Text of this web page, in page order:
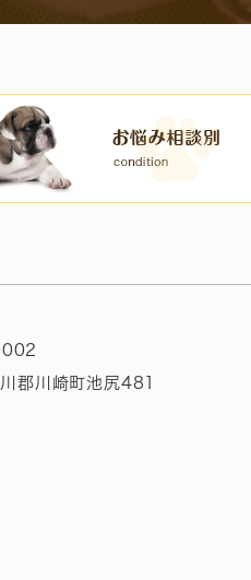
郡川崎町池尻481